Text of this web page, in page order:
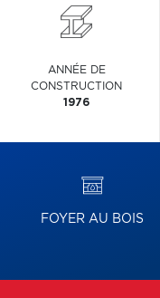
ANNÉE DE
CONSTRUCTION
1976
FOYER AU BOIS